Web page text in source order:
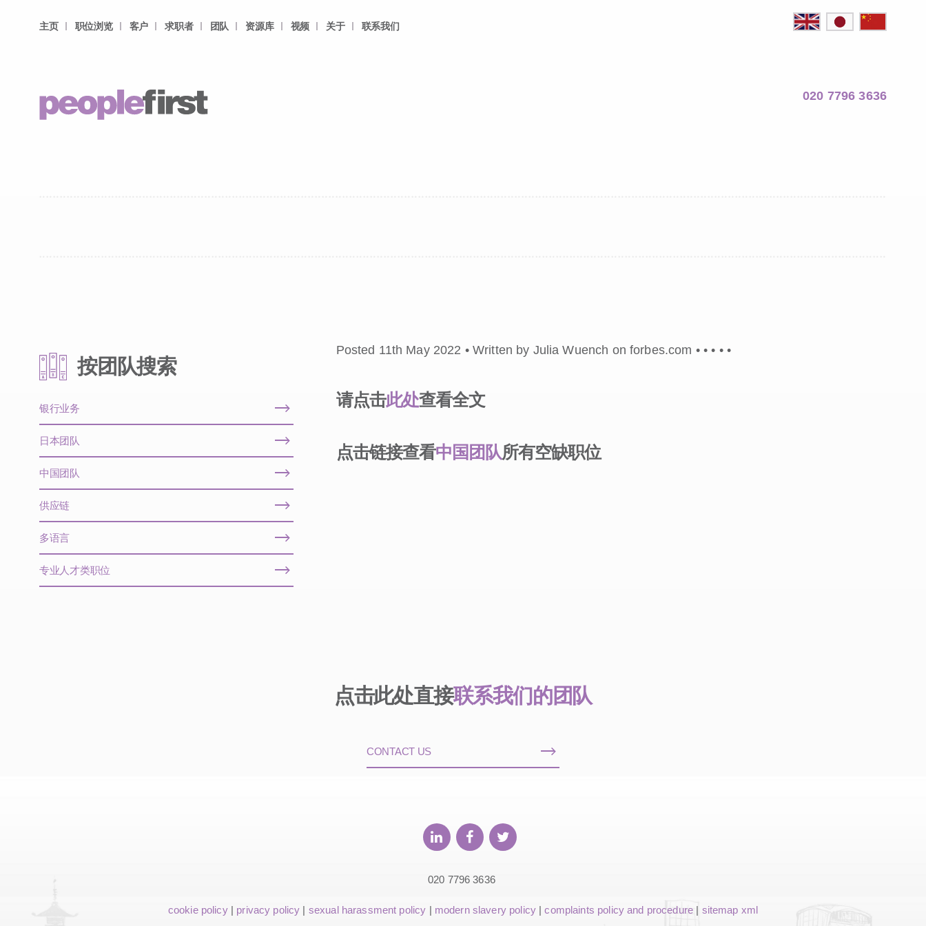
主页 职位浏览 客户 求职者 团队 资源库 视频 关于 联系我们
020 7796 3636
Posted 11th May 2022 • Written by Julia Wuench on forbes.com • •• • •
请点击此处查看全文
点击链接查看中国团队所有空缺职位
按团队搜索
银行业务
日本团队
中国团队
供应链
多语言
专业人才类职位
点击此处直接联系我们的团队
CONTACT US
020 7796 3636
cookie policy| privacy policy | sexual harassment policy | modern slavery policy|complaints policy and procedure | sitemap xml